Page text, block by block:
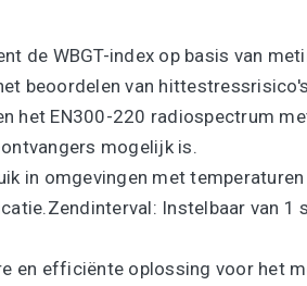
de WBGT-index op basis van
beoordelen van
het EN300-220 radiospectrum
mogelijk is.​
in omgevingen met
Instelbaar van 1
en efficiënte oplossing voor het